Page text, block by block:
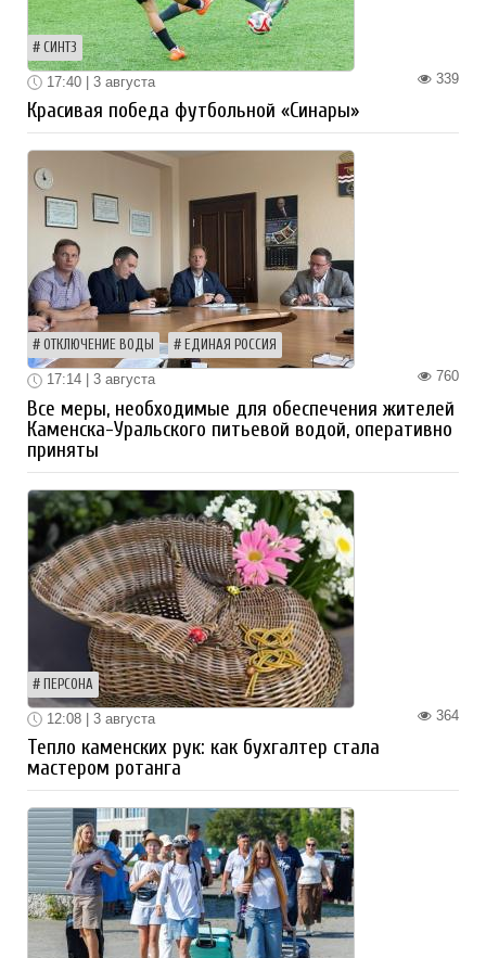
СИНТЗ
339
17:40 | 3 августа
Красивая победа футбольной «Синары»
ОТКЛЮЧЕНИЕ ВОДЫ ЕДИНАЯ РОССИЯ
760
17:14 | 3 августа
Все меры, необходимые для обеспечения жителей
Каменска-Уральского питьевой водой, оперативно
приняты
ПЕРСОНА
364
12:08 | 3 августа
Тепло каменских рук: как бухгалтер стала
мастером ротанга